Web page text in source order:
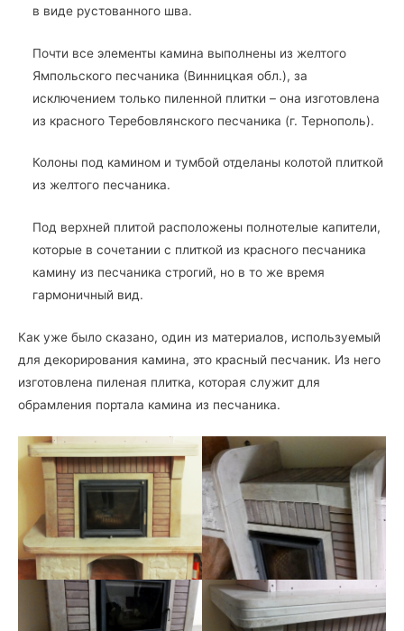
в виде рустованного шва.
Почти все элементы камина выполнены из желтого
Ямпольского песчаника (Винницкая обл.), за
исключением только пиленной плитки – она изготовлена
из красного Теребовлянского песчаника (г. Тернополь).
Колоны под камином и тумбой отделаны колотой плиткой
из желтого песчаника.
Под верхней плитой расположены полнотелые капители,
которые в сочетании с плиткой из красного песчаника
камину из песчаника строгий, но в то же время
гармоничный вид.
Как уже было сказано, один из материалов, используемый
для декорирования камина, это красный песчаник. Из него
изготовлена пиленая плитка, которая служит для
обрамления портала камина из песчаника.